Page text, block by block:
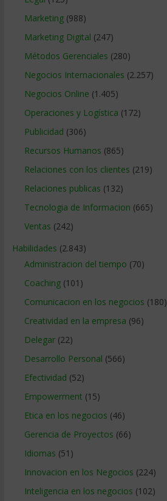
Marketing(988)
Marketing Digital (247)
Métodos Gerenciales (280)
Negocios Internacionales (2.257)
Negocios Online (1.405)
Operaciones y Logística (172)
Publicidad (306)
Recursos Humanos (865)
Relaciones con los clientes (219)
Relaciones publicas (132)
Tecnologia de Informacion (665)
Ventas (242)
Habilidades (2.843)
Administracion del tiempo (70)
Coaching(101)
Comunicacion en los negocios (180)
Creatividad en la empresa (96)
Delegar(22)
Desarrollo Personal (566)
Efectividad (52)
Empowerment (15)
Etica en los negocios (46)
Gerencia de Proyectos (66)
Idiomas (51)
Innovacion en los Negocios (224)
Inteligencia en los negocios (102)